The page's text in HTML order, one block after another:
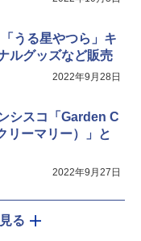
うる星やつら」キ
ルグッズなど販売
2022年9月28日
シスコ「Garden C
リーマリー）」と
2022年9月27日
る